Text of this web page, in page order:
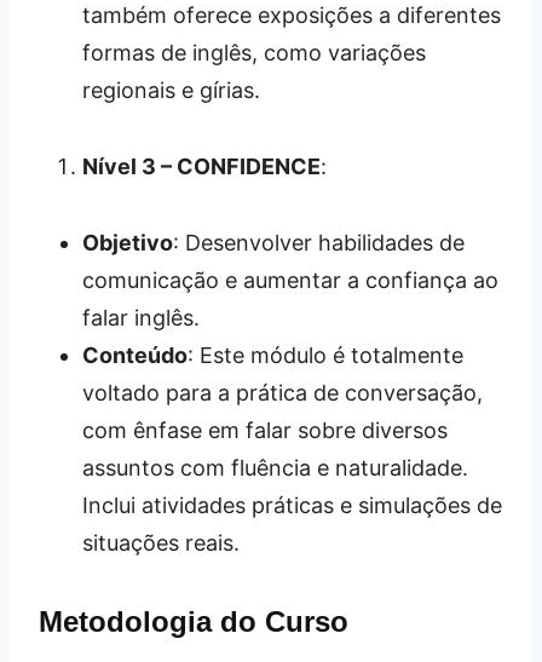
também oferece exposições a diferentes
formas de inglês, como variações
regionais e gírias.
Nível 3 – CONFIDENCE:
Objetivo: Desenvolver habilidades de
comunicação e aumentar a confiança ao
falar inglês.
Conteúdo: Este módulo é totalmente
voltado para a prática de conversação,
com ênfase em falar sobre diversos
assuntos com fluência e naturalidade.
Inclui atividades práticas e simulações de
situações reais.
Metodologia do Curso